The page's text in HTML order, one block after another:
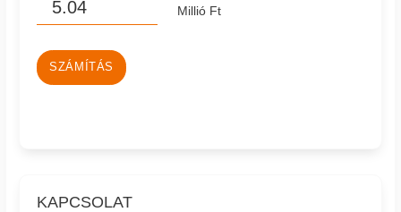
Millió Ft
SZÁMÍTÁS
KAPCSOLAT